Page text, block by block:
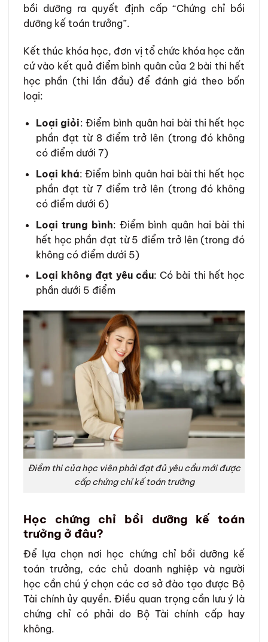
bồi dưỡng ra quyết định cấp “Chứng chỉ bồi
dưỡng kế toán trưởng”.
Kết thúc khóa học, đơn vị tổ chức khóa học căn
cứ vào kết quả điểm bình quân của 2 bài thi hết
học phần (thi lần đầu) để đánh giá theo bốn
loại:
Loại giỏi: Điểm bình quân hai bài thi hết học
phần đạt từ 8 điểm trở lên (trong đó không
có điểm dưới 7)
Loại khá: Điểm bình quân hai bài thi hết học
phần đạt từ 7 điểm trở lên (trong đó không
có điểm dưới 6)
Loại trung bình: Điểm bình quân hai bài thi
hết học phần đạt từ 5 điểm trở lên (trong đó
không có điểm dưới 5)
Loại không đạt yêu cầu: Có bài thi hết học
phần dưới 5 điểm
Điềm thi của học viên phải đạt đủ yêu cầu mới được
cấp chứng chỉ kế toán trưởng
Học chứng chỉ bồi dưỡng kế toán
trưởng ở đâu?
Để lựa chọn nơi học chứng chỉ bồi dưỡng kế
toán trưởng, các chủ doanh nghiệp và người
học cần chú ý chọn các cơ sở đào tạo được Bộ
Tài chính ủy quyền. Điều quan trọng cần lưu ý là
chứng chỉ có phải do Bộ Tài chính cấp hay
không.